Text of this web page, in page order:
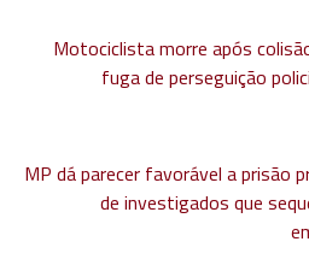
Motociclista morre após
fuga de perseguição
MP dá parecer favorável a prisão
de investigados que